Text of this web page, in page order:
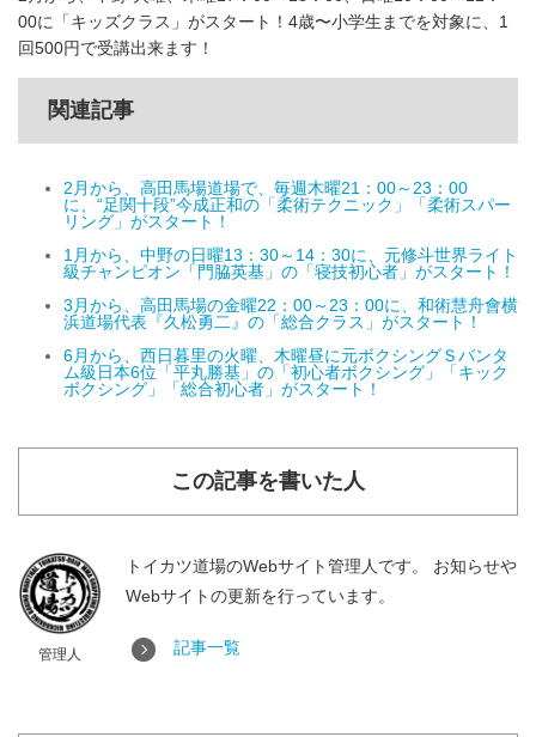
00に「キッズクラス」がスタート！4歳〜小学生までを対象に、1
回500円で受講出来ます！
関連記事
2月から、高田馬場道場で、毎週木曜21：00～23：00
に、“足関十段”今成正和の「柔術テクニック」「柔術スパー
リング」がスタート！
1月から、中野の日曜13：30～14：30に、元修斗世界ライト
級チャンピオン「門脇英基」の「寝技初心者」がスタート！
3月から、高田馬場の金曜22：00～23：00に、和術慧舟會横
浜道場代表『久松勇二』の「総合クラス」がスタート！
6月から、西日暮里の火曜、木曜昼に元ボクシングＳバンタ
ム級日本6位「平丸勝基」の「初心者ボクシング」「キック
ボクシング」「総合初心者」がスタート！
この記事を書いた人
管理人
トイカツ道場のWebサイト管理人です。 お知らせや
Webサイトの更新を行っています。
記事一覧